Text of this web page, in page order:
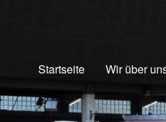
Startseite Wir über